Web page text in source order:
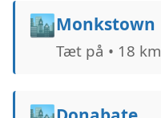
🏙️Monkstown
Tæt på • 18 km